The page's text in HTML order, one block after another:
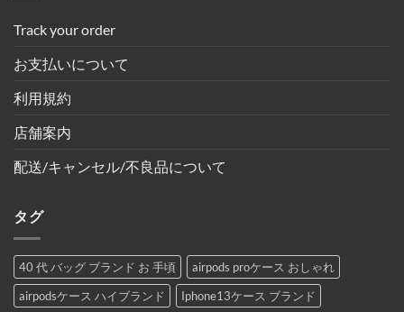
Track your order
お支払いについて
利用規約
店舗案内
配送/キャンセル/不良品について
タグ
40 代 バッグ ブランド お 手頃
airpods proケース おしゃれ
airpodsケース ハイブランド
Iphone13ケース ブランド